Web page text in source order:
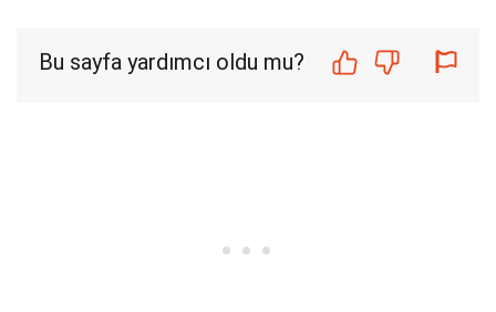
Bu sayfa yardımcı oldu mu?